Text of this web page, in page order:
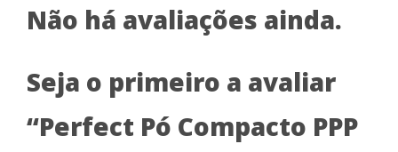
Não há avaliações ainda.
Seja o primeiro a avaliar
“Perfect Pó Compacto PPP